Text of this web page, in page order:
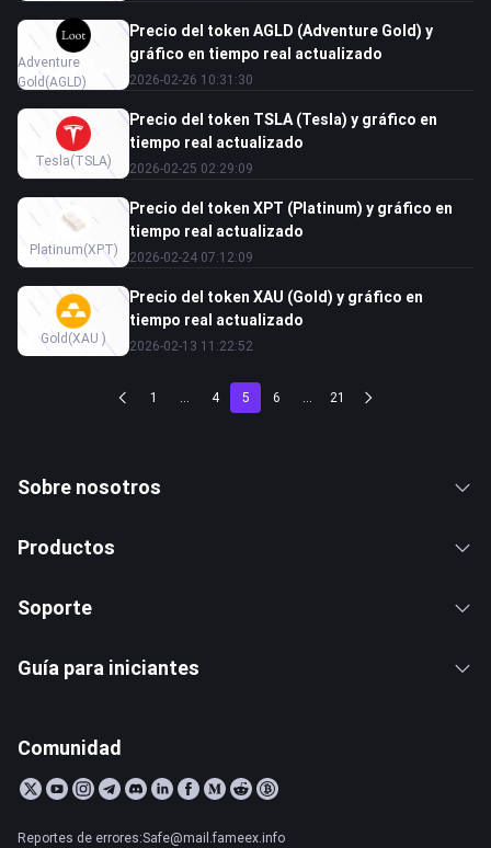
Adventure
Gold (AGLD)
Precio del token AGLD (Adventure Gold) y
gráfico en tiempo real actualizado
2026-02-26 10:31:30
Tesla(TSLA)
Precio del token TSLA (Tesla) y gráfico en
tiempo real actualizado
2026-02-25 02:29:09
Platinum(XPT)
Precio del token XPT (Platinum) y gráfico en
tiempo real actualizado
2026-02-24 07:12:09
Gold (XAU )
Precio del token XAU (Gold) y gráfico en
tiempo real actualizado
2026-02-13 11:22:52
1 ... 4 5 6 ... 21
Sobre nosotros
Productos
Soporte
Guía para iniciantes
Comunidad
Reportes de errores:Safe@mail.fameex.info